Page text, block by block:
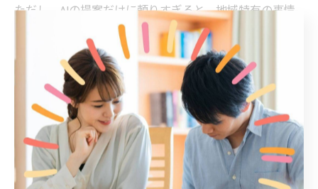
ただし、AIの提案だけに頼りすぎると、地域特有の事情
や自身のこだわりが反映されにくくなる場合もありま
す。最終的にはAIと人の知恵を融合させ、信頼できる不
動産会社を選ぶことが、八尾市で納得の住まい選びを実
現するポイントです。
賃貸や売買はAI時代の不動産がカギ